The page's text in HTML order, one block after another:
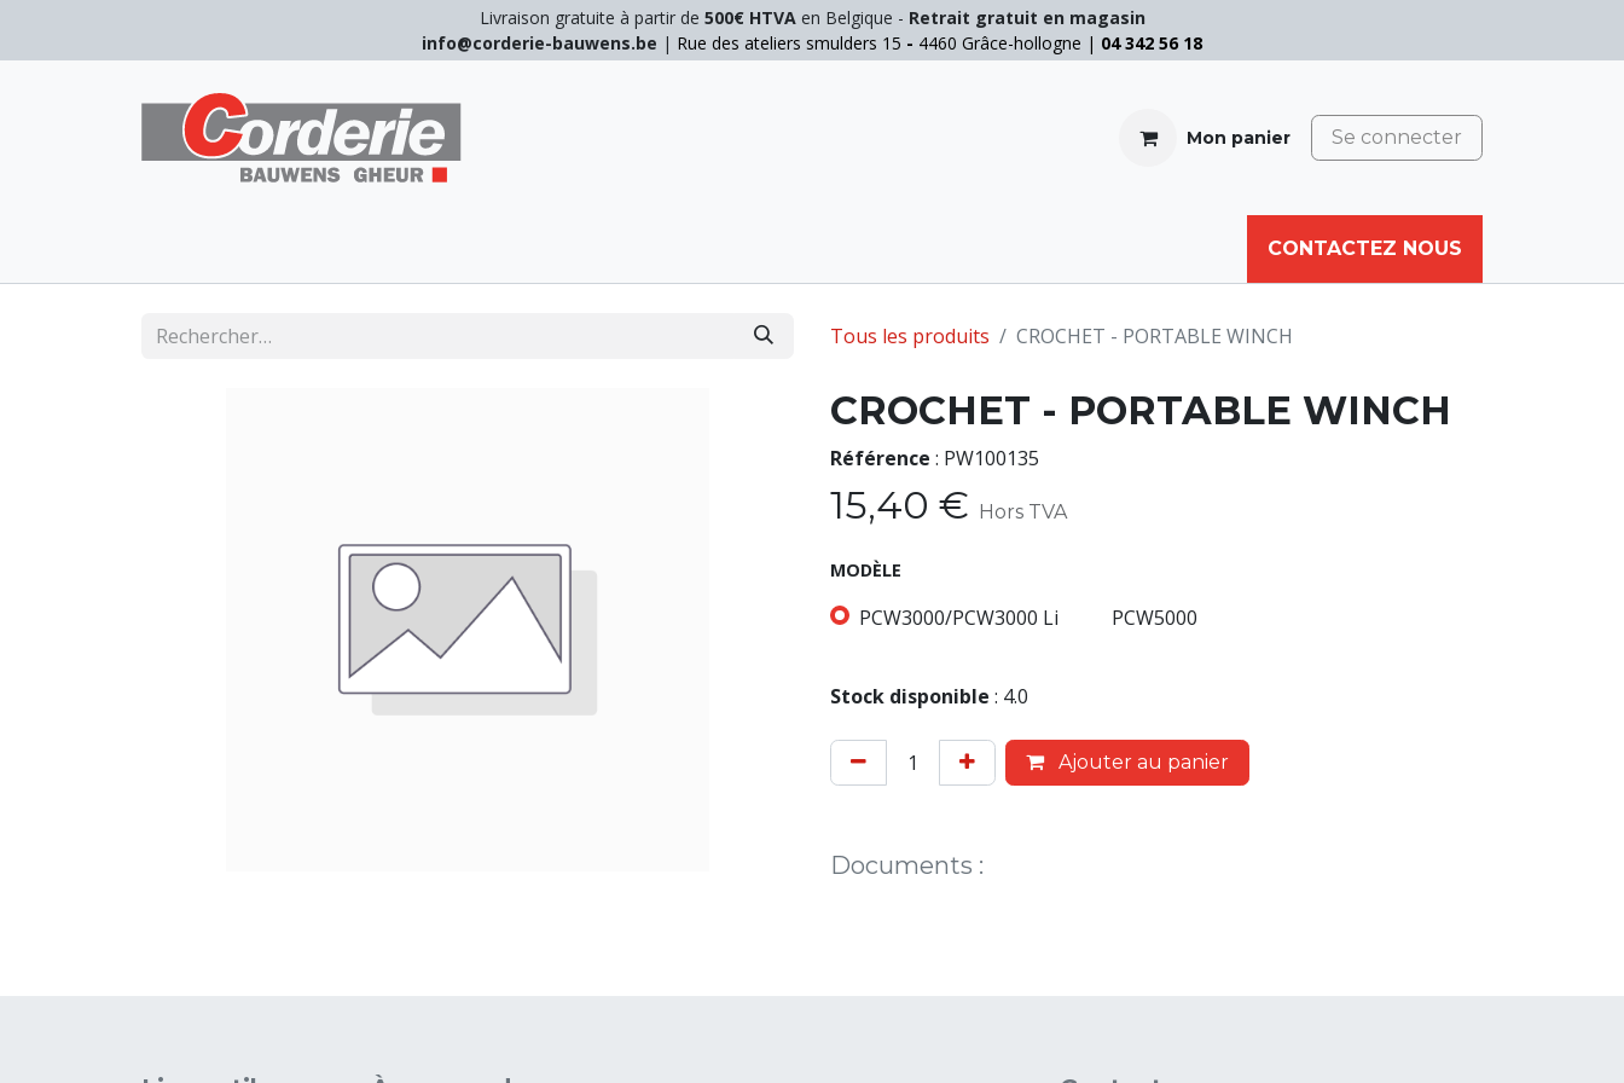
Livraison gratuite à partir de 500€ HTVAen Belgique - Retrait gratuit en magasin
info@corderie-bauwens.be | Rue des ateliers smulders 15 - 4460 Grâce-hollogne | 04 342 56 18
Mon panier Se connecter
CORDE AUTRES
CONTACTEZ NOUS
Tous les produits CROCHET - PORTABLE WINCH
CROCHET - PORTABLE WINCH
Référence : PW100135
15,40 € Hors TVA
MODÈLE
PCW3000/PCW3000 Li PCW5000
Stock disponible : 4.0
Ajouter au panier
Documents :